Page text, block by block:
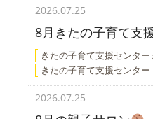
2026.07.25
8月きたの子育て支
きたの子育て支援センター
きたの子育て支援センター
2026.07.25